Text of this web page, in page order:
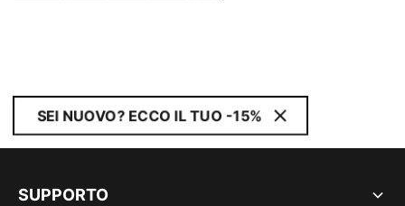
SEI NUOVO? ECCO IL TUO -15%
SUPPORTO